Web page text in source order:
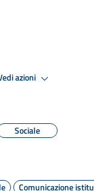
azioni
Sociale
Comunicazione